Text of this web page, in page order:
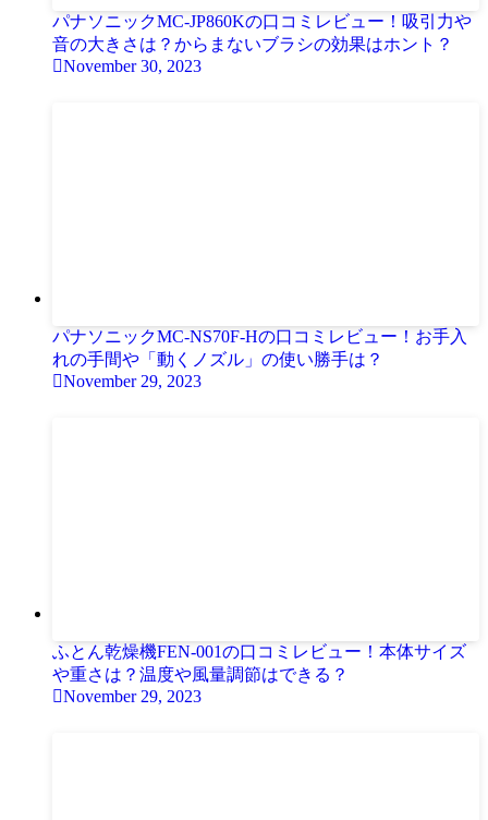
パナソニックMC-JP860Kの口コミレビュー！吸引力や
音の大きさは？からまないブラシの効果はホント？
November 30, 2023
パナソニックMC-NS70F-Hの口コミレビュー！お手入
れの手間や「動くノズル」の使い勝手は？
November 29, 2023
ふとん乾燥機FEN-001の口コミレビュー！本体サイズ
や重さは？温度や風量調節はできる？
November 29, 2023